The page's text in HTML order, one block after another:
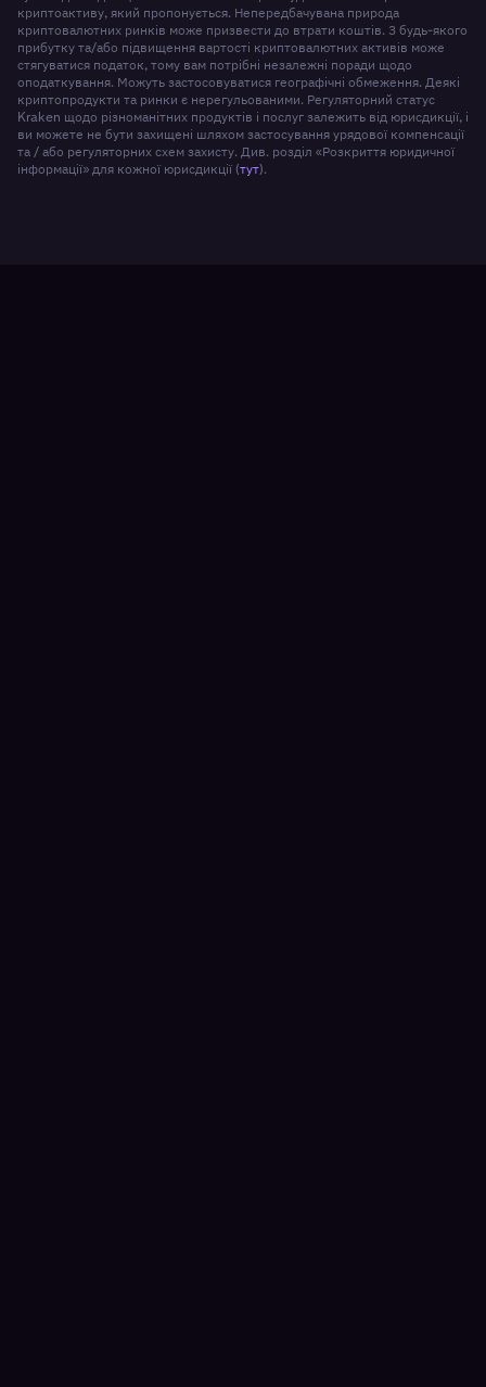
криптоактиву, який пропонується. Непередбачувана природа
криптовалютних ринків може призвести до втрати коштів. З будь-якого
прибутку та/або підвищення вартості криптовалютних активів може
стягуватися податок, тому вам потрібні незалежні поради щодо
оподаткування. Можуть застосовуватися географічні обмеження. Деякі
криптопродукти та ринки є нерегульованими. Регуляторний статус
Kraken щодо різноманітних продуктів і послуг залежить від юрисдикції, і
ви можете не бути захищені шляхом застосування урядової компенсації
та / або регуляторних схем захисту. Див. розділ «Розкриття юридичної
інформації» для кожної юрисдикції (тут).